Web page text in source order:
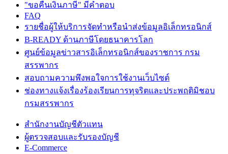
"ขอคืนเงินภาษี" มีคำตอบ
FAQ
รายชื่อผู้ให้บริการจัดทำหรือนำส่งข้อมูลอิเล็กทรอนิกส์
B-READY ด้านภาษีโดยธนาคารโลก
ศูนย์ข้อมูลข่าวสารอิเล็กทรอนิกส์ของราชการ กรม
สรรพากร
สอบถามความพึงพอใจการใช้งานเว็บไซต์
ช่องทางแจ้งเรื่องร้องเรียนการทุจริตและประพฤติมิชอบ
กรมสรรพากร
สำนักงานบัญชีตัวแทน
ผู้ตรวจสอบและรับรองบัญชี
E-Commerce